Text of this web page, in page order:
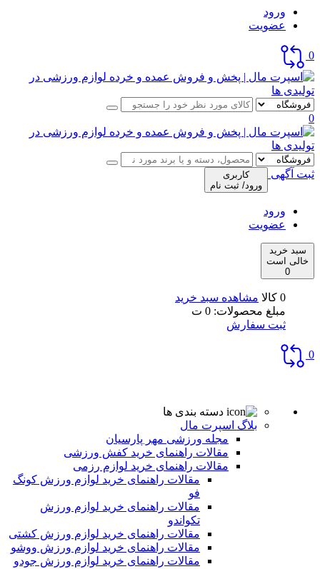
ورود
عضویت
0
0
ثبت آگهی
کاربری
ورود/ ثبت نام
ورود
عضویت
سبد خرید
خالی است
0
0 کالا
مشاهده سبد خرید
مبلغ محصولات: 0 ت
ثبت سفارش
0
دسته بندی ها
بلاگ اسپرت مال
مجله ورزشی مهر پارسیان
مقالات راهنمای خرید کفش ورزشی
مقالات راهنمای خرید لوازم رزمی
مقالات راهنمای خرید لوازم ورزش کونگ
فو
مقالات راهنمای خرید لوازم ورزش
تکواندو
مقالات راهنمای خرید لوازم ورزش کشتی
مقالات راهنمای خرید لوازم ورزش ووشو
مقالات راهنمای خرید لوازم ورزش جودو